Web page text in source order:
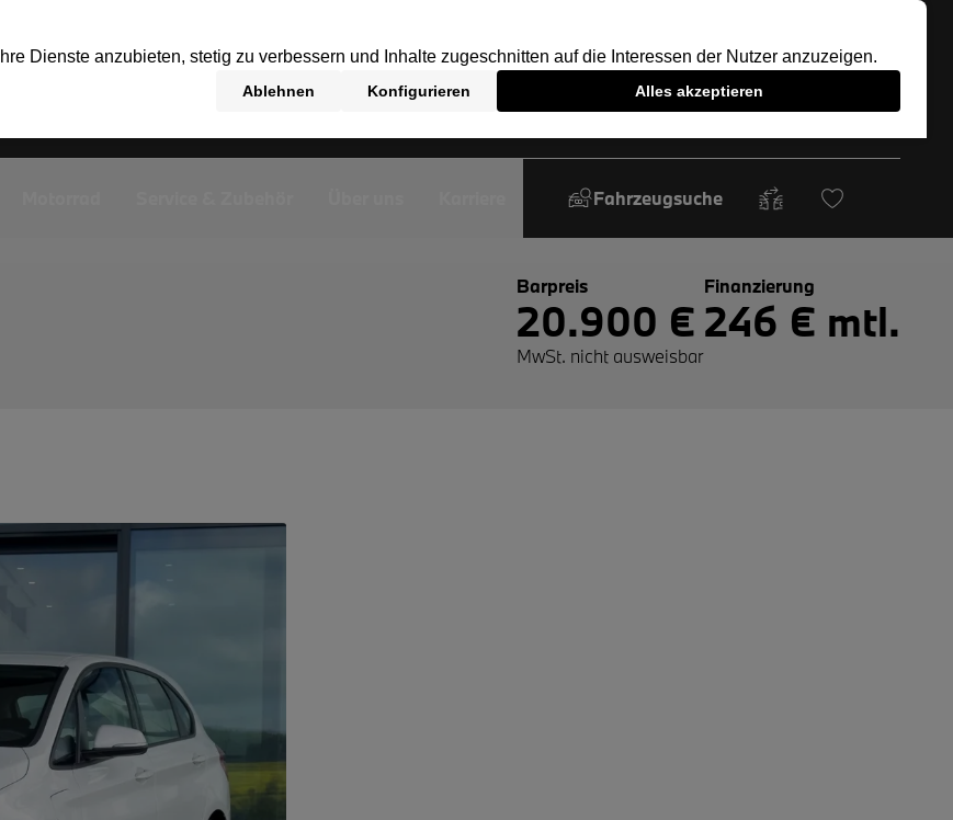
Fahrzeugsuche
Barpreis
20.900 €
MwSt. nicht ausweisbar
Finanzierung
246 € mtl.